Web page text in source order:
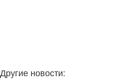
Другие новости: